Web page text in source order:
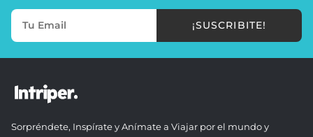
¡SUSCRIBITE!
Sorpréndete, Inspírate y Anímate a Viajar por el mundo y